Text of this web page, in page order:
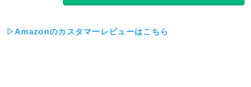
▷Amazonのカスタマーレビューはこちら